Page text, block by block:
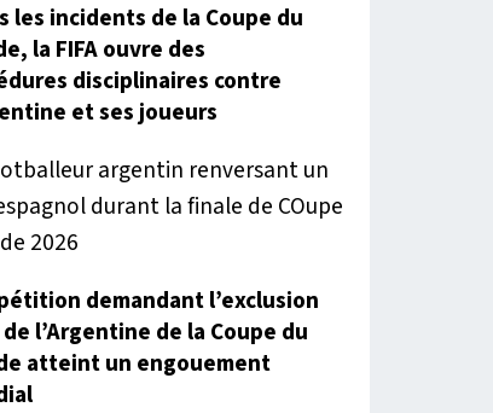
les incidents de la Coupe du
la FIFA ouvre des
disciplinaires contre
et ses joueurs
demandant l’exclusion
l’Argentine de la Coupe du
atteint un engouement